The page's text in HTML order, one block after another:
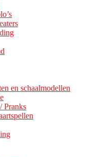
en schaalmodellen
Pranks